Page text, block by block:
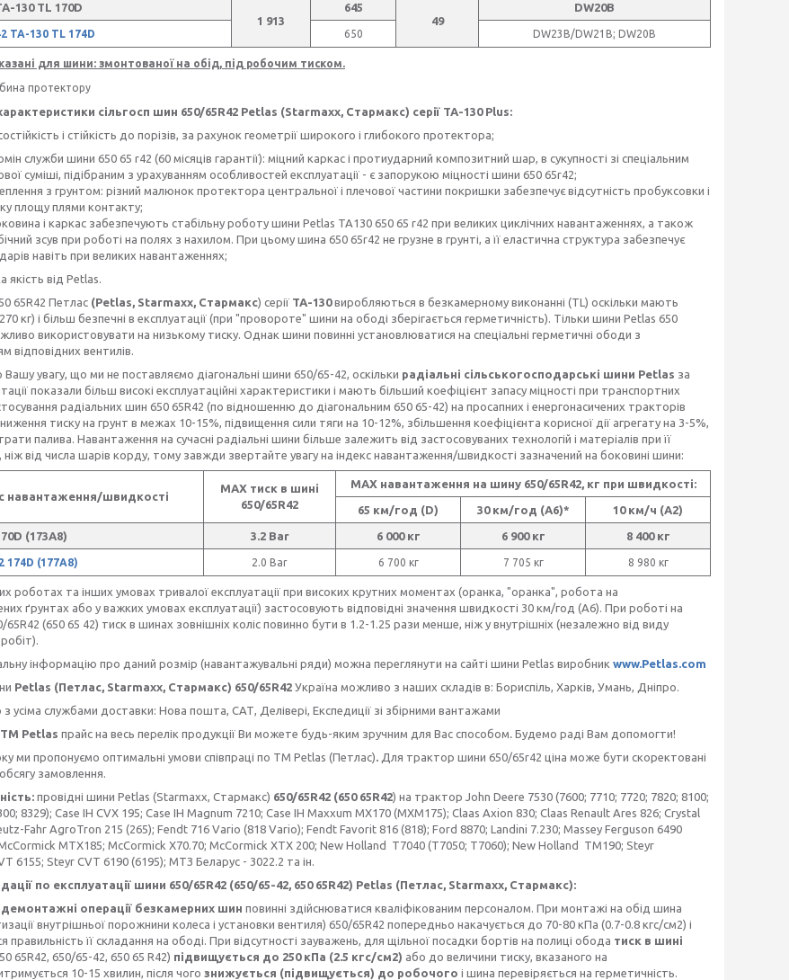
130 TL 170D
1 913
645
49
DW20B
TA-130 TL 174D 650 DW23B/DW21B; DW20B
для шини: змонтованої на обід, під робочим тиском.
протектору
сільгосп шин 650/65R42 Petlas (Starmaxx, Стармакс) серії ТА-130 Plus:
і стійкість до порізів, за рахунок геометрії широкого і глибокого протектора;
служби шини 650 65 r42 (60 місяців гарантії): міцний каркас і протиударний композитний шар, в сукупності зі спеціальним
суміші, підібраним з урахуванням особливостей експлуатації - є запорукою міцності шини 650 65r42;
з грунтом: різний малюнок протектора центральної і плечової частини покришки забезпечує відсутність пробуксовки і
площу плями контакту;
і каркас забезпечують стабільну роботу шини Petlas TA130 650 65 r42 при великих циклічних навантаженнях, а також
зсув при роботі на полях з нахилом. При цьому шина 650 65r42 не грузне в грунті, а її еластична структура забезпечує
навіть при великих навантаженнях;
якість від Petlas.
65R42 Петлас (Petlas, Starmaxx, Стармакс) серії ТА-130виробляються в безкамерному виконанні (TL) оскільки мають
кг) і більш безпечні в експлуатації (при "провороте" шини на ободі зберігається герметичність). Тільки шини Petlas 650
використовувати на низькому тиску. Однак шини повинні установлюватися на спеціальні герметичні ободи з
відповідних вентилів.
увагу, що ми не поставляємо діагональні шини 650/65-42, оскільки радіальні сільськогосподарські шини Petlas за
показали більш високі експлуатаційні характеристики і мають більший коефіцієнт запасу міцності при транспортних
радіальних шин 650 65R42 (по відношенню до діагональним 650 65-42) на просапних і енергонасичених тракторів
тиску на грунт в межах 10-15%, підвищення сили тяги на 10-12%, збільшення коефіцієнта корисної дії агрегату на 3-5%,
палива. Навантаження на сучасні радіальні шини більше залежить від застосовуваних технологій і матеріалів при її
ніж від числа шарів корду, тому завжди звертайте увагу на індекс навантаження/швидкості зазначений на боковині шини:
навантаження/швидкості
МAX тиск в шині
650/65R42
МAX навантаження на шину 650/65R42, кг при швидкості:
65 км/год (D) 30 км/год (А6)* 10 км/ч (A2)
(173А8) 3.2 Bar 6 000 кг 6 900 кг 8 400 кг
174D (177А8) 2.0 Bar 6 700 кг 7 705 кг 8 980 кг
роботах та інших умовах тривалої експлуатації при високих крутних моментах (оранка, "оранка", робота на
ґрунтах або у важких умовах експлуатації) застосовують відповідні значення швидкості 30 км/год (А6). При роботі на
65R42 (650 65 42) тиск в шинах зовнішніх коліс повинно бути в 1.2-1.25 рази менше, ніж у внутрішніх (незалежно від виду
інформацію про даний розмір (навантажувальні ряди) можна переглянути на сайті шини Petlas виробник www.Petlas.com
Petlas (Петлас, Starmaxx, Стармакс) 650/65R42 Україна можливо з наших складів в: Бориспіль, Харків, Умань, Дніпро.
службами доставки: Нова пошта, САТ, Делівері, Експедиції зі збірними вантажами
ТМ Petlas прайс на весь перелік продукції Ви можете будь-яким зручним для Вас способом. Будемо раді Вам допомогти!
ми пропонуємо оптимальні умови співпраці по TM Petlas (Петлас). Для трактор шини 650/65r42 ціна може бути скоректовані
замовлення.
провідні шини Petlas (Starmaxx, Стармакс) 650/65R42 (650 65R42) на трактор John Deere 7530 (7600; 7710; 7720; 7820; 8100;
8329); Case IH CVX 195; Case IH Magnum 7210; Case IH Maxxum MX170 (MXM175); Claas Axion 830; Claas Renault Ares 826; Crystal
Fahr AgroTron 215 (265); Fendt 716 Vario (818 Vario); Fendt Favorit 816 (818); Ford 8870; Landini 7.230; Massey Ferguson 6490
MTX185; McCormick X70.70; McCormick XTX 200; New Holland T7040 (T7050; Т7060); New Holland TM190; Steyr
6155; Steyr CVT 6190 (6195); МТЗ Беларус - 3022.2 та ін.
по експлуатації шини 650/65R42 (650/65-42, 650 65R42) Petlas (Петлас, Starmaxx, Стармакс):
операції безкамерних шин повинні здійснюватися кваліфікованим персоналом. При монтажі на обід шина
внутрішньої порожнини колеса і установки вентиля) 650/65R42 попередньо накачується до 70-80 кПа (0.7-0.8 кгс/см2) і
правильність її складання на ободі. При відсутності зауважень, для щільної посадки бортів на полиці обода тиск в шині
65R42, 650/65-42, 650 65 R42) підвищується до 250 кПа (2.5 кгс/см2) або до величини тиску, вказаного на
10-15 хвилин, після чого знижується (підвищується) до робочого і шина перевіряється на герметичність.